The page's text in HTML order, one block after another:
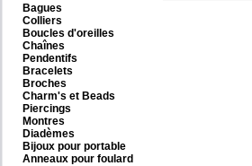
Bagues
Colliers
Boucles d'oreilles
Chaînes
Pendentifs
Bracelets
Broches
Charm's et Beads
Piercings
Montres
Diadèmes
Bijoux pour portable
Anneaux pour foulard